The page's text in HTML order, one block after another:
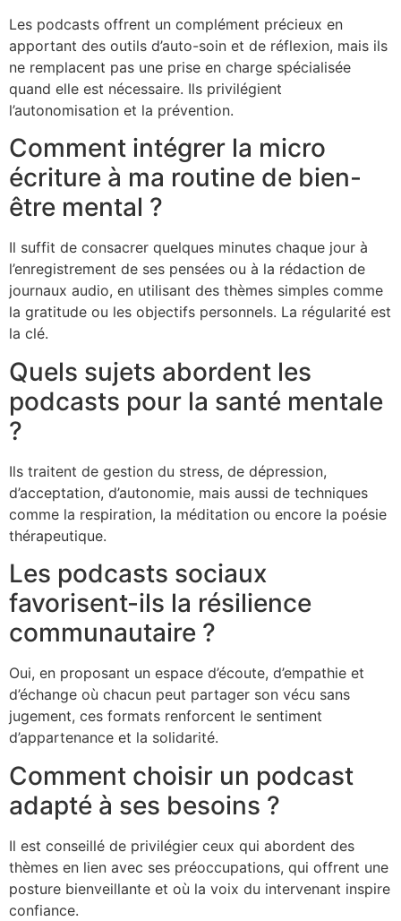
Les podcasts offrent un complément précieux en
apportant des outils d’auto-soin et de réflexion, mais ils
ne remplacent pas une prise en charge spécialisée
quand elle est nécessaire. Ils privilégient
l’autonomisation et la prévention.
Comment intégrer la micro
écriture à ma routine de bien-
être mental ?
Il suffit de consacrer quelques minutes chaque jour à
l’enregistrement de ses pensées ou à la rédaction de
journaux audio, en utilisant des thèmes simples comme
la gratitude ou les objectifs personnels. La régularité est
la clé.
Quels sujets abordent les
podcasts pour la santé mentale
?
Ils traitent de gestion du stress, de dépression,
d’acceptation, d’autonomie, mais aussi de techniques
comme la respiration, la méditation ou encore la poésie
thérapeutique.
Les podcasts sociaux
favorisent-ils la résilience
communautaire ?
Oui, en proposant un espace d’écoute, d’empathie et
d’échange où chacun peut partager son vécu sans
jugement, ces formats renforcent le sentiment
d’appartenance et la solidarité.
Comment choisir un podcast
adapté à ses besoins ?
Il est conseillé de privilégier ceux qui abordent des
thèmes en lien avec ses préoccupations, qui offrent une
posture bienveillante et où la voix du intervenant inspire
confiance.